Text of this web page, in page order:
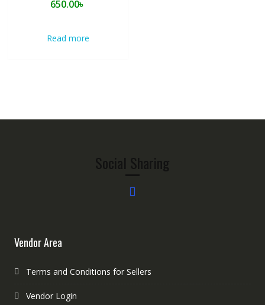
650.00৳
Read more
Social Sharing
Vendor Area
Terms and Conditions for Sellers
Vendor Login